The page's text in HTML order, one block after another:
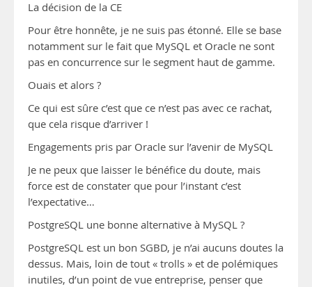
La décision de la CE
Pour être honnête, je ne suis pas étonné. Elle se base
notamment sur le fait que MySQL et Oracle ne sont
pas en concurrence sur le segment haut de gamme.
Ouais et alors ?
Ce qui est sûre c’est que ce n’est pas avec ce rachat,
que cela risque d’arriver !
Engagements pris par Oracle sur l’avenir de MySQL
Je ne peux que laisser le bénéfice du doute, mais
force est de constater que pour l’instant c’est
l’expectative…
PostgreSQL une bonne alternative à MySQL ?
PostgreSQL est un bon SGBD, je n’ai aucuns doutes la
dessus. Mais, loin de tout « trolls » et de polémiques
inutiles, d’un point de vue entreprise, penser que